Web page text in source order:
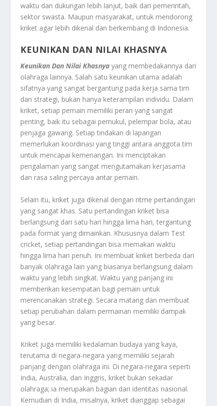
waktu dan dukungan lebih lanjut, baik dari pemerintah,
sektor swasta. Maupun masyarakat, untuk mendorong
kriket agar lebih dikenal dan berkembang di Indonesia.
KEUNIKAN DAN NILAI KHASNYA
Keunikan Dan Nilai Khasnya yang membedakannya dari
olahraga lainnya. Salah satu keunikan utama adalah
sifatnya yang sangat bergantung pada kerja sama tim
dan strategi, bukan hanya keterampilan individu. Dalam
kriket, setiap pemain memiliki peran yang sangat
penting, baik itu sebagai pemukul, pelempar bola, atau
penjaga gawang. Setiap tindakan di lapangan
memerlukan koordinasi yang tinggi antara anggota tim
untuk mencapai kemenangan. Ini menciptakan
pengalaman yang sangat mengutamakan kerjasama
dan rasa saling percaya antar pemain.
Selain itu, kriket juga dikenal dengan ritme pertandingan
yang sangat khas. Satu pertandingan kriket bisa
berlangsung dari satu hari hingga lima hari, tergantung
pada format yang dimainkan. Khususnya dalam Test
cricket, setiap pertandingan bisa memakan waktu
hingga lima hari penuh. Ini membuat kriket berbeda dari
banyak olahraga lain yang biasanya berlangsung dalam
waktu yang lebih singkat. Waktu yang panjang ini
memberikan kesempatan bagi pemain untuk
merencanakan strategi. Secara matang dan membuat
setiap perubahan dalam permainan memiliki dampak
yang besar.
Kriket juga memiliki kedalaman budaya yang kaya,
terutama di negara-negara yang memiliki sejarah
panjang dengan olahraga ini. Di negara-negara seperti
India, Australia, dan Inggris, kriket bukan sekadar
olahraga; ia merupakan bagian dari identitas nasional.
Kemudian di India, misalnya, kriket dianggap sebagai